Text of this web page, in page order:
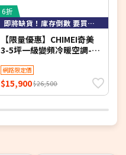
6折
即將缺貨！庫存倒數 要買要快！
【限量優惠】CHIMEI奇美
3-5坪一級變頻冷暖空調-星
S29HG1 【含基本安裝+舊
機回收】【加贈2000元好禮
+1年安裝保固】
網路限定價
$15,900$26,500